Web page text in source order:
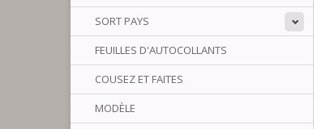
SORT PAYS
FEUILLES D'AUTOCOLLANTS
COUSEZ ET FAITES
MODÈLE